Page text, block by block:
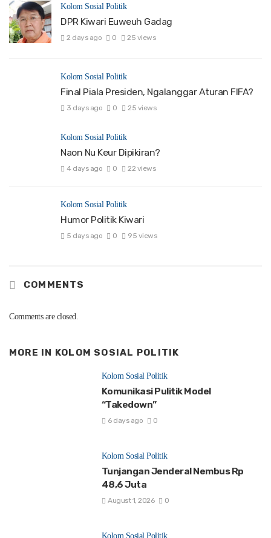
Kolom Sosial Politik
DPR Kiwari Euweuh Gadag
2 days ago 0 25 views
Kolom Sosial Politik
Final Piala Presiden, Ngalanggar Aturan FIFA?
3 days ago 0 25 views
Kolom Sosial Politik
Naon Nu Keur Dipikiran?
4 days ago 0 22 views
Kolom Sosial Politik
Humor Politik Kiwari
5 days ago 0 95 views
COMMENTS
Comments are closed.
MORE IN KOLOM SOSIAL POLITIK
Kolom Sosial Politik
Komunikasi Pulitik Model
“Takedown”
6 days ago 0
Kolom Sosial Politik
Tunjangan Jenderal Nembus Rp
48,6 Juta
August 1, 2026 0
Kolom Sosial Politik